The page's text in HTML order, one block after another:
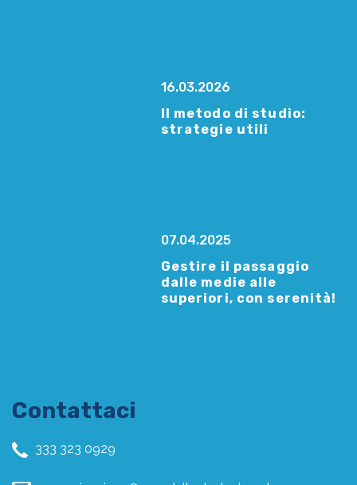
16.03.2026
Il metodo di studio:
strategie utili
07.04.2025
Gestire il passaggio
dalle medie alle
superiori, con serenità!
Contattaci
333 323 0929